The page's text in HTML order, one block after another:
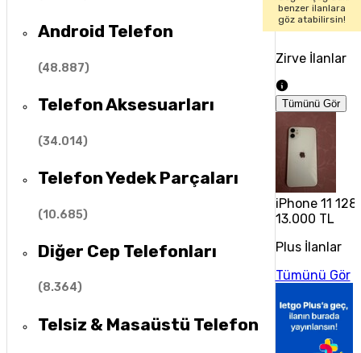
Android Telefon
(48.887)
Telefon Aksesuarları
(34.014)
Telefon Yedek Parçaları
(10.685)
Diğer Cep Telefonları
(8.364)
Telsiz & Masaüstü Telefon
benzer ilanlara
göz atabilirsin!
Zirve İlanlar
Tümünü Gör
iPhone 11
13.000 TL
Plus İlanlar
Tümünü Gör